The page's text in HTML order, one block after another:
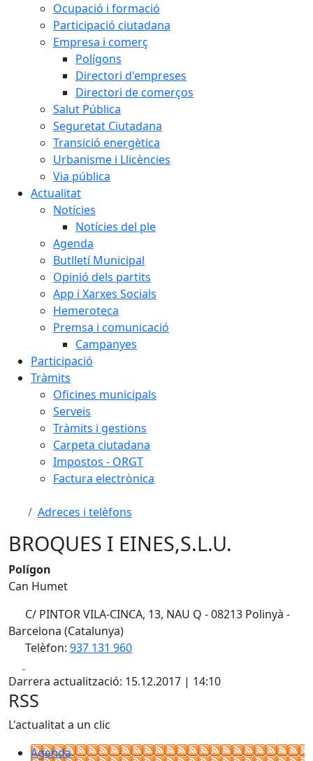
Ocupació i formació
Participació ciutadana
Empresa i comerç
Polígons
Directori d'empreses
Directori de comerços
Salut Pública
Seguretat Ciutadana
Transició energètica
Urbanisme i Llicències
Via pública
Actualitat
Notícies
Notícies del ple
Agenda
Butlletí Municipal
Opinió dels partits
App i Xarxes Socials
Hemeroteca
Premsa i comunicació
Campanyes
Participació
Tràmits
Oficines municipals
Serveis
Tràmits i gestions
Carpeta ciutadana
Impostos - ORGT
Factura electrònica
Adreces i telèfons
BROQUES I EINES,S.L.U.
Polígon
Can Humet
C/ PINTOR VILA-CINCA, 13, NAU Q - 08213 Polinyà -
Barcelona (Catalunya)
Telèfon: 937 131 960
Darrera actualització: 15.12.2017 | 14:10
RSS
L'actualitat a un clic
Agenda